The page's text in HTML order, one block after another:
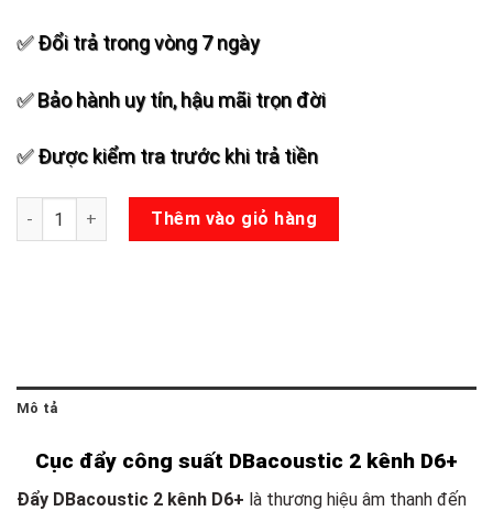
✅ Đổi trả trong vòng 7 ngày
✅ Bảo hành uy tín, hậu mãi trọn đời
✅ Được kiểm tra trước khi trả tiền
Đẩy DBacoustic 2 kênh D6+ số lượng
Thêm vào giỏ hàng
Mô tả
Cục đẩy công suất DBacoustic 2 kênh D6+
Đẩy DBacoustic 2 kênh D6+ là thương hiệu âm thanh đến